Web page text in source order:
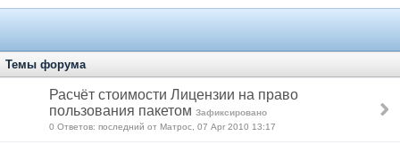
Темы форума
Расчёт стоимости Лицензии на право
пользования пакетом Зафиксировано
0 Ответов: последний от Матрос, 07 Apr 2010 13:17